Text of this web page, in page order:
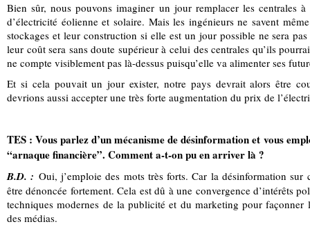
Bien sûr, nous pouvons imaginer un jour remplacer les centrales
d’électricité éolienne et solaire. Mais les ingénieurs ne savent
stockages et leur construction si elle est un jour possible ne sera
leur coût sera sans doute supérieur à celui des centrales qu’ils
ne compte visiblement pas là-dessus puisqu’elle va alimenter ses
Et si cela pouvait un jour exister, notre pays devrait alors être
devrions aussi accepter une très forte augmentation du prix de
TES : Vous parlez d’un mécanisme de désinformation et vous
“arnaque financière”. Comment a-t-on pu en arriver là ?
B.D. : Oui, j’emploie des mots très forts. Car la désinformation
être dénoncée fortement. Cela est dû à une convergence d’intérêts
techniques modernes de la publicité et du marketing pour
des médias.